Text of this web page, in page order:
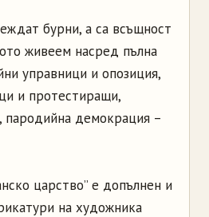
бурни, а са всъщност
живеем насред пълна
управници и опозиция,
и протестиращи,
пародийна демокрация –
царство” е допълнен и
на художника